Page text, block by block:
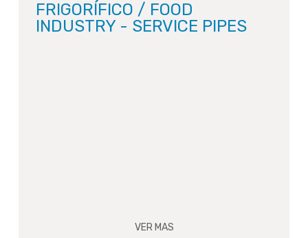
FRIGORÍFICO / FOOD
INDUSTRY - SERVICE PIPES
VER MAS